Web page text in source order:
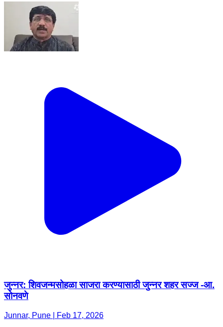
जुन्नर: शिवजन्मसोहळा साजरा करण्यासाठी जुन्नर शहर सज्ज -आ.
सोनवणे
Junnar, Pune | Feb 17, 2026